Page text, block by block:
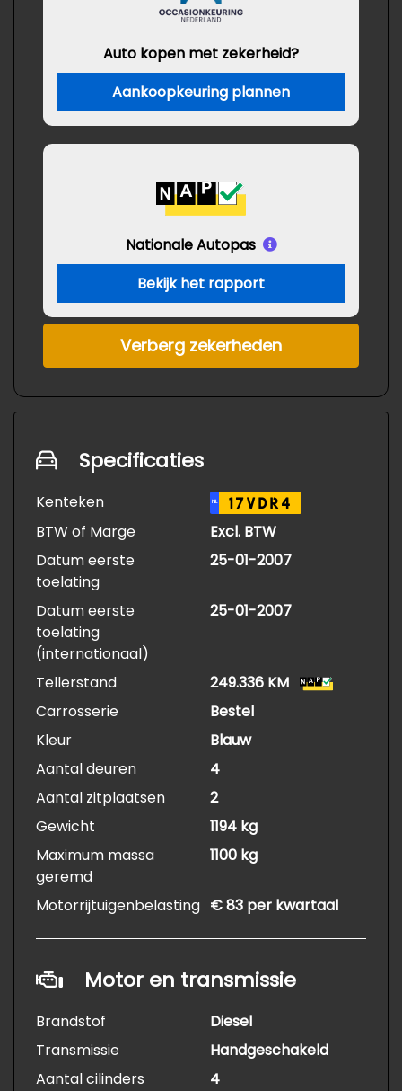
Auto kopen met zekerheid?
Aankoopkeuring plannen
Nationale Autopas
Bekijk het rapport
Verberg zekerheden
Specificaties
Kenteken NL 17VDR4
BTW of Marge
Excl. BTW
Datum eerste
toelating
25-01-2007
Datum eerste
toelating
(internationaal)
25-01-2007
Tellerstand
249.336 KM
Carrosserie
Bestel
Kleur
Blauw
Aantal deuren
4
Aantal zitplaatsen
2
Gewicht
1194 kg
Maximum massa
geremd
1100 kg
Motorrijtuigenbelasting € 83 per kwartaal
Motor en transmissie
Brandstof
Diesel
Transmissie
Handgeschakeld
Aantal cilinders
4